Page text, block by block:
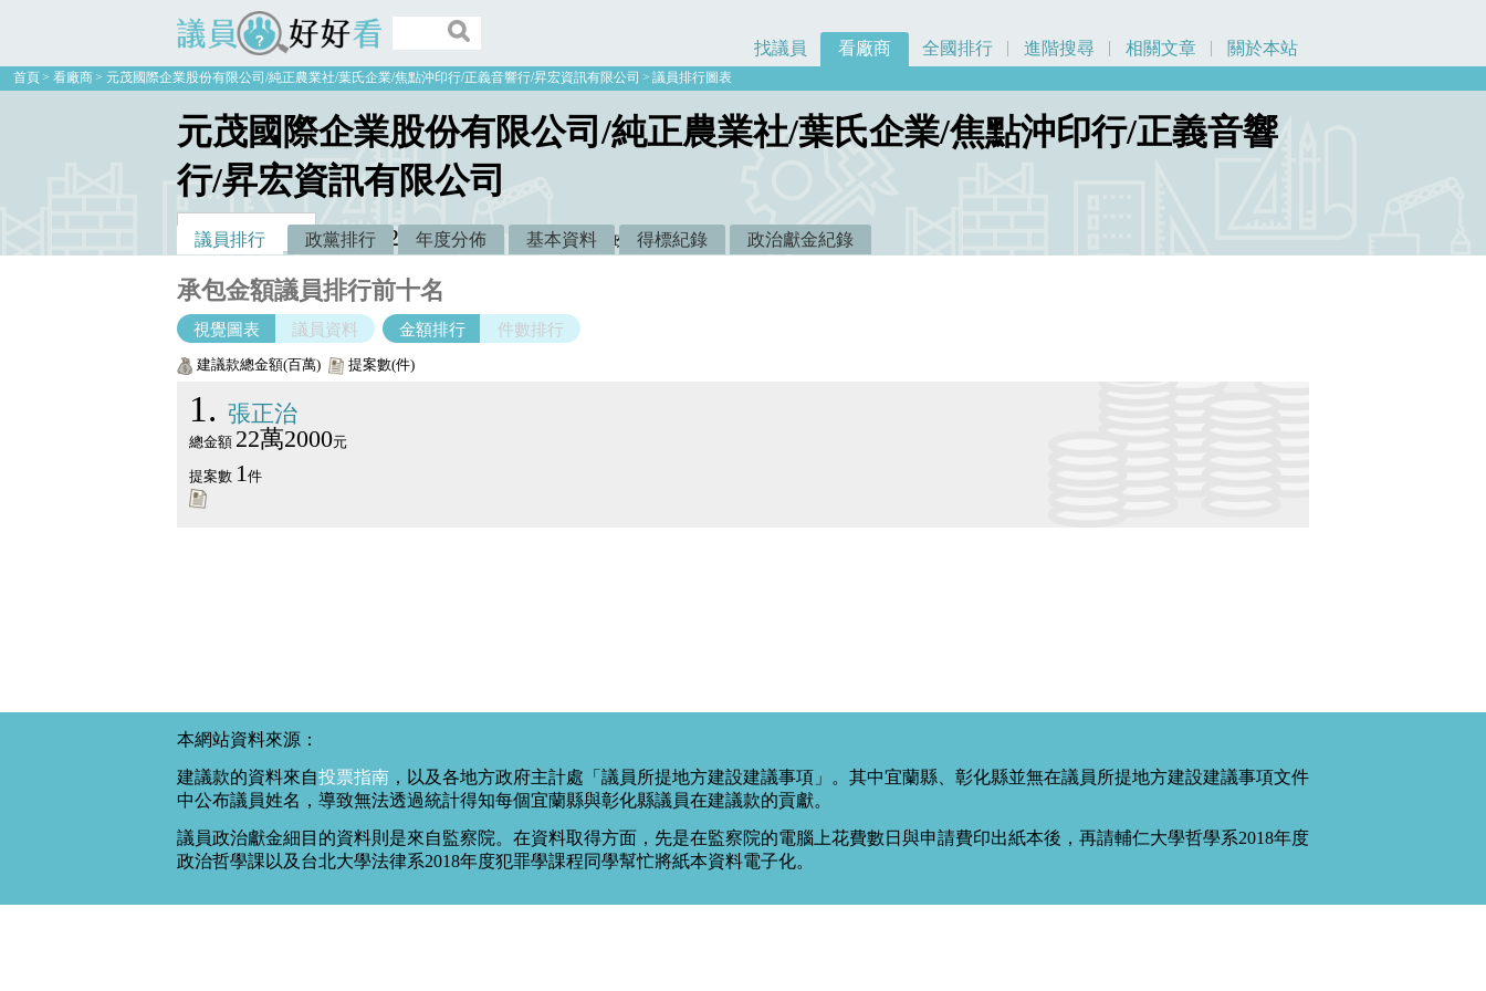
議員好好看
找議員 看廠商 全國排行 進階搜尋 相關文章 關於本站
首頁 看廠商 元茂國際企業股份有限公司/純正農業社/葉氏企業/焦點沖印行/正義音響行/昇宏資訊有限公司 議員排行圖表
元茂國際企業股份有限公司/純正農業社/葉氏企業/焦點沖印行/正義音響
行/昇宏資訊有限公司
建議款： 22萬2000元 總件數：1件 政治獻金：0元
議員排行 政黨排行 年度分佈 基本資料 得標紀錄 政治獻金紀錄
承包金額議員排行前十名
視覺圖表 議員資料 金額排行 件數排行
建議款總金額(百萬) 提案數(件)
1 張正治
總金額 22萬2000元
提案數 1件
本網站資料來源：
建議款的資料來自投票指南 ，以及各地方政府主計處「議員所提地方建設建議事項」。其中宜蘭縣、彰化縣並無在議員所提地方建設建議事項文件
中公布議員姓名，導致無法透過統計得知每個宜蘭縣與彰化縣議員在建議款的貢獻。
議員政治獻金細目的資料則是來自監察院。在資料取得方面，先是在監察院的電腦上花費數日與申請費印出紙本後，再請輔仁大學哲學系2018年度
政治哲學課以及台北大學法律系2018年度犯罪學課程同學幫忙將紙本資料電子化。